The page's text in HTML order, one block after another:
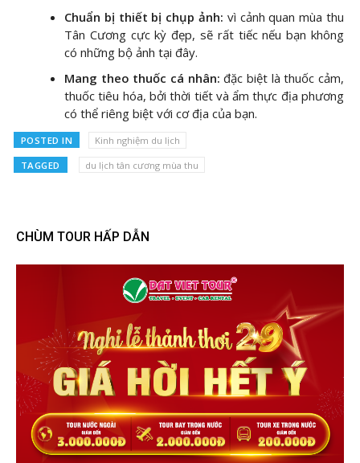
Chuẩn bị thiết bị chụp ảnh: vì cảnh quan mùa thu
Tân Cương cực kỳ đẹp, sẽ rất tiếc nếu bạn không
có những bộ ảnh tại đây.
Mang theo thuốc cá nhân: đặc biệt là thuốc cảm,
thuốc tiêu hóa, bởi thời tiết và ẩm thực địa phương
có thể riêng biệt với cơ địa của bạn.
POSTED IN Kinh nghiệm du lịch
TAGGED du lịch tân cương mùa thu
CHÙM TOUR HẤP DẪN